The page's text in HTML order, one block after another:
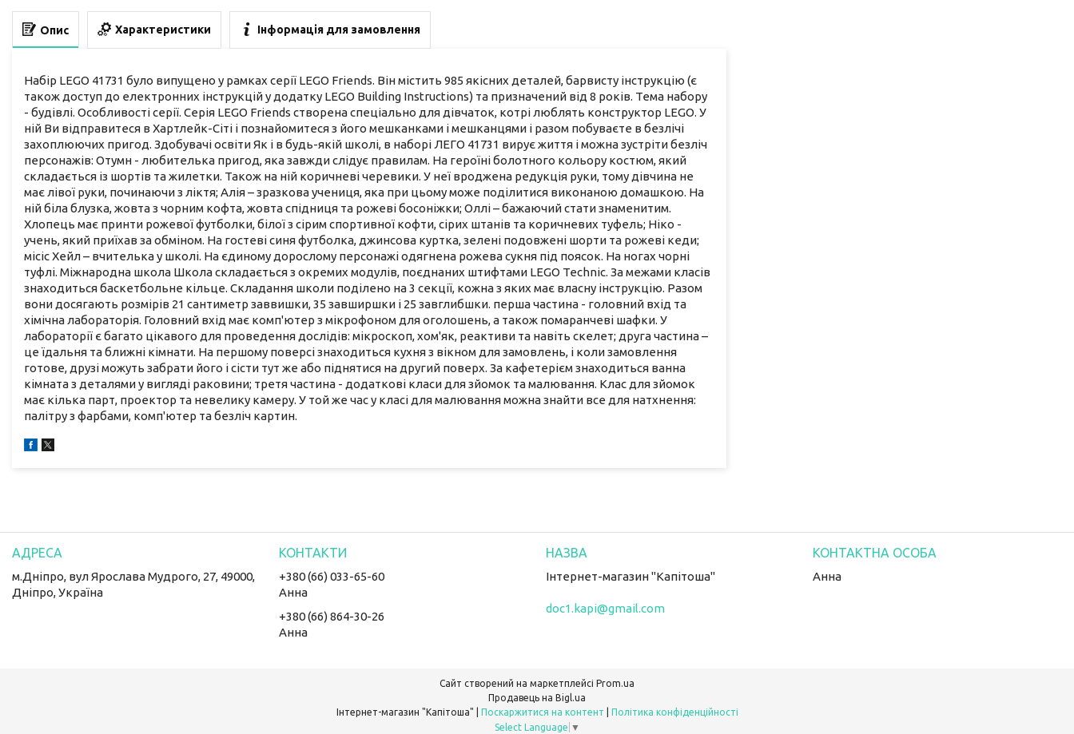
Опис Характеристики Інформація для замовлення
Набір LEGO 41731 було випущено у рамках серії LEGO Friends. Він містить 985 якісних деталей, барвисту інструкцію (є
також доступ до електронних інструкцій у додатку LEGO Building Instructions) та призначений від 8 років. Тема набору
- будівлі. Особливості серії. Серія LEGO Friends створена спеціально для дівчаток, котрі люблять конструктор LEGO. У
ній Ви відправитеся в Хартлейк-Сіті і познайомитеся з його мешканками і мешканцями і разом побуваєте в безлічі
захоплюючих пригод. Здобувачі освіти Як і в будь-якій школі, в наборі ЛЕГО 41731 вирує життя і можна зустріти безліч
персонажів: Отумн - любителька пригод, яка завжди слідує правилам. На героїні болотного кольору костюм, який
складається із шортів та жилетки. Також на ній коричневі черевики. У неї вроджена редукція руки, тому дівчина не
має лівої руки, починаючи з ліктя; Алія – зразкова учениця, яка при цьому може поділитися виконаною домашкою. На
ній біла блузка, жовта з чорним кофта, жовта спідниця та рожеві босоніжки; Оллі – бажаючий стати знаменитим.
Хлопець має принти рожевої футболки, білої з сірим спортивної кофти, сірих штанів та коричневих туфель; Ніко -
учень, який приїхав за обміном. На гостеві синя футболка, джинсова куртка, зелені подовжені шорти та рожеві кеди;
місіс Хейл – вчителька у школі. На єдиному дорослому персонажі одягнена рожева сукня під поясок. На ногах чорні
туфлі. Міжнародна школа Школа складається з окремих модулів, поєднаних штифтами LEGO Technic. За межами класів
знаходиться баскетбольне кільце. Складання школи поділено на 3 секції, кожна з яких має власну інструкцію. Разом
вони досягають розмірів 21 сантиметр заввишки, 35 завширшки і 25 завглибшки. перша частина - головний вхід та
хімічна лабораторія. Головний вхід має комп'ютер з мікрофоном для оголошень, а також помаранчеві шафки. У
лабораторії є багато цікавого для проведення дослідів: мікроскоп, хом'як, реактиви та навіть скелет; друга частина –
це їдальня та ближні кімнати. На першому поверсі знаходиться кухня з вікном для замовлень, і коли замовлення
готове, друзі можуть забрати його і сісти тут же або піднятися на другий поверх. За кафетерієм знаходиться ванна
кімната з деталями у вигляді раковини; третя частина - додаткові класи для зйомок та малювання. Клас для зйомок
має кілька парт, проектор та невелику камеру. У той же час у класі для малювання можна знайти все для натхнення:
палітру з фарбами, комп'ютер та безліч картин.
м.Дніпро, вул Ярослава Мудрого, 27, 49000,
Дніпро, Україна
+380 (66) 033-65-60
Анна
+380 (66) 864-30-26
Анна
Інтернет-магазин "Капітоша"
doc1.kapi@gmail.com
Анна
Сайт створений на маркетплейсі Prom.ua
Продавець на Bigl.ua
Поскаржитися на контент
Політика конфіденційності
Select Language ▼